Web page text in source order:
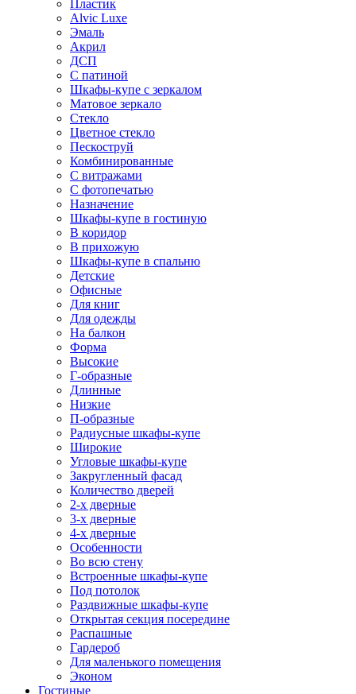
Пластик
Alvic Luxe
Эмаль
Акрил
ДСП
С патиной
Шкафы-купе с зеркалом
Матовое зеркало
Стекло
Цветное стекло
Пескоструй
Комбинированные
С витражами
С фотопечатью
Назначение
Шкафы-купе в гостиную
В коридор
В прихожую
Шкафы-купе в спальню
Детские
Офисные
Для книг
Для одежды
На балкон
Форма
Высокие
Г-образные
Длинные
Низкие
П-образные
Радиусные шкафы-купе
Широкие
Угловые шкафы-купе
Закругленный фасад
Количество дверей
2-х дверные
3-х дверные
4-х дверные
Особенности
Во всю стену
Встроенные шкафы-купе
Под потолок
Раздвижные шкафы-купе
Открытая секция посередине
Распашные
Гардероб
Для маленького помещения
Эконом
Гостиные